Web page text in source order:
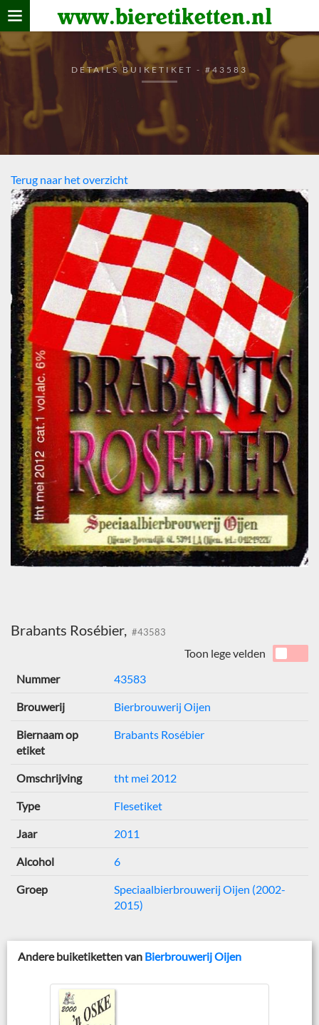
www.bieretiketten.nl
Home
verzamelen
De bierkaart
Bezoekers
DETAILS BUIKETIKET - #43583
Terug naar het overzicht
Brabants Rosébier, #43583
Toon lege velden
Nummer
43583
Brouwerij Bierbrouwerij Oijen
Biernaam op
etiket
Brabants Rosébier
Omschrijving tht mei 2012
Type Flesetiket
Jaar 2011
Alcohol 6
Groep
Speciaalbierbrouwerij Oijen (2002-
2015)
Andere buiketiketten van Bierbrouwerij Oijen